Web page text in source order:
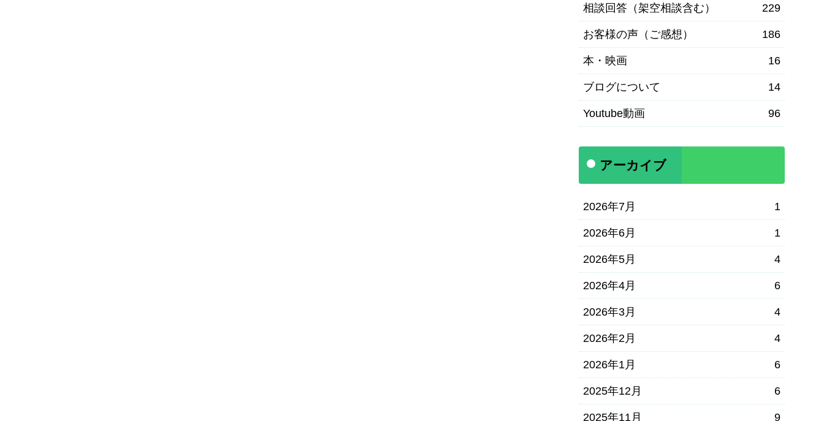
相談回答（架空相談含む） 229
お客様の声（ご感想） 186
本・映画 16
ブログについて 14
Youtube動画 96
アーカイブ
2026年7月 1
2026年6月 1
2026年5月 4
2026年4月 6
2026年3月 4
2026年2月 4
2026年1月 6
2025年12月 6
2025年11月 9